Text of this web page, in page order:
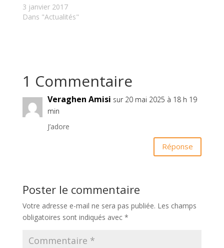
3 janvier 2017
Dans "Actualités"
1 Commentaire
Veraghen Amisi sur 20 mai 2025 à 18 h 19
min
J’adore
Réponse
Poster le commentaire
Votre adresse e-mail ne sera pas publiée. Les champs
obligatoires sont indiqués avec *